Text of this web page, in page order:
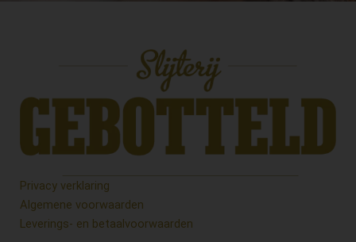
Privacy verklaring
Algemene voorwaarden
Leverings- en betaalvoorwaarden